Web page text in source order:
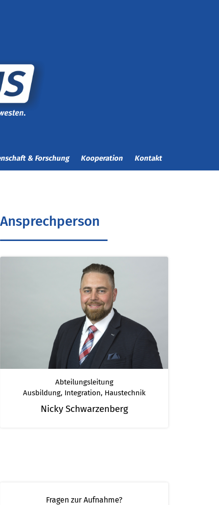
& Forschung Kooperation Kontakt
Ansprechperson
Abteilungsleitung
Ausbildung, Integration, Haustechnik
Nicky Schwarzenberg
Fragen zur Aufnahme?